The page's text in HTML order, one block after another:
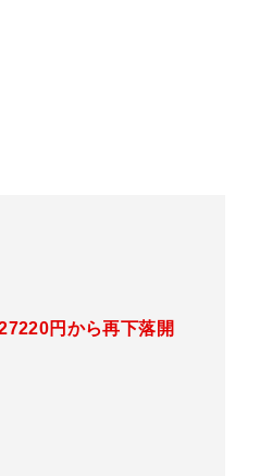
円から再下落開